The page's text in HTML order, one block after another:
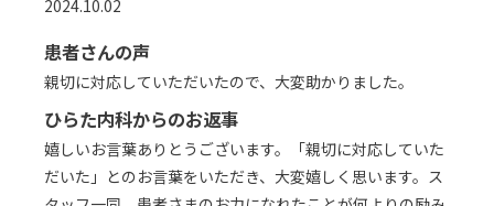
2024.10.02
患者さんの声
親切に対応していただいたので、大変助かりました。
ひらた内科からのお返事
嬉しいお言葉ありとうございます。「親切に対応していた
だいた」とのお言葉をいただき、大変嬉しく思います。ス